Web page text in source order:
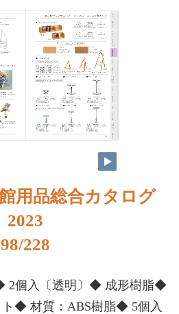
用品総合カタログ
2023
98/228
2個入〔透明〕◆ 成形樹脂◆
ト◆ 材質：ABS樹脂◆ 5個入